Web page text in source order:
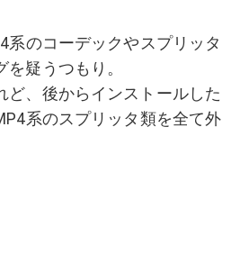
系のコーデックやスプリッタ
疑うつもり。
ど、後からインストールした
系のスプリッタ類を全て外